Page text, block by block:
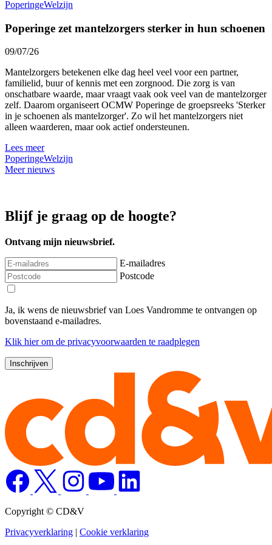
PoperingeWelzijn
Poperinge zet mantelzorgers sterker in hun schoenen
09/07/26
Mantelzorgers betekenen elke dag heel veel voor een partner,
familielid, buur of kennis met een zorgnood. Die zorg is van
onschatbare waarde, maar vraagt vaak ook veel van de mantelzorger
zelf. Daarom organiseert OCMW Poperinge de groepsreeks 'Sterker
in je schoenen als mantelzorger'. Zo wil het mantelzorgers niet
alleen waarderen, maar ook actief ondersteunen.
Lees meer
PoperingeWelzijn
Meer nieuws
Blijf je graag op de hoogte?
Ontvang mijn nieuwsbrief.
E-mailadres
Postcode
Ja, ik wens de nieuwsbrief van Loes Vandromme te ontvangen op
bovenstaand e-mailadres.
Klik hierom de privacyvoorwaarden te raadplegen
Copyright © CD&V
Privacyverklaring | Cookie verklaring